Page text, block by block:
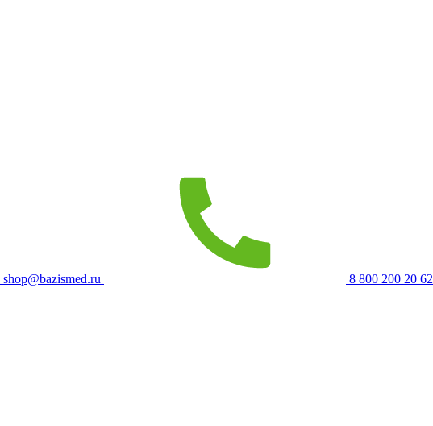
shop@bazismed.ru 8 800 200 20 62